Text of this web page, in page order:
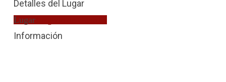
Detalles del Lugar
LugarJuzgado de Guardia
Información